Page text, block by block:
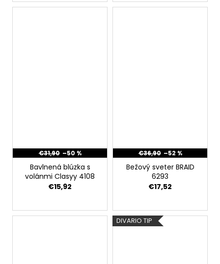
€31,90 –50 %
Bavlnená blúzka s
volánmi Clasyy 4108
€15,92
€36,90 –52 %
Bežový sveter BRAID
6293
€17,52
DIVARIO TIP